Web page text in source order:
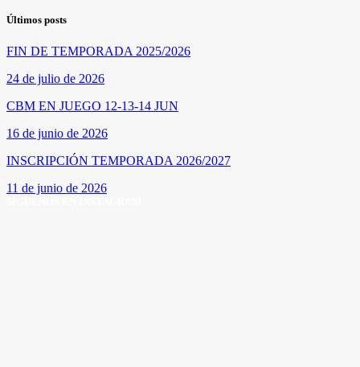
Últimos posts
FIN DE TEMPORADA 2025/2026
24 de julio de 2026
CBM EN JUEGO 12-13-14 JUN
16 de junio de 2026
INSCRIPCIÓN TEMPORADA 2026/2027
11 de junio de 2026